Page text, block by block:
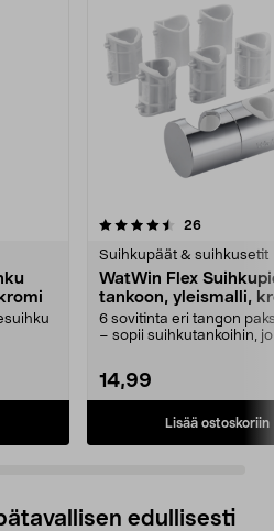
26arvostelut
Suihkupäät & suihkusetit
WatWin Flex
tankoon, yleismalli,
6 sovitinta eri tangon
– sopii suihkutankoihin,
14,99
Lisää ostoskoriin
4.0 viidestä
edullisesti